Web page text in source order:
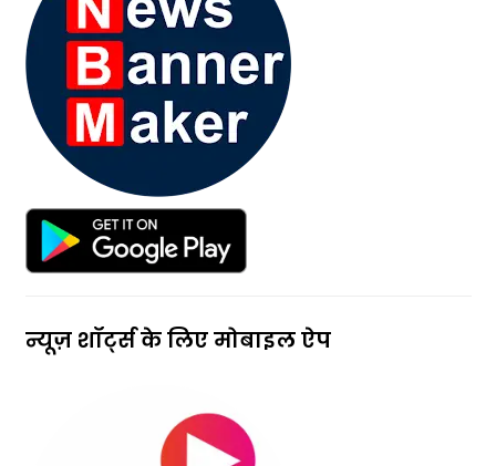
न्यूज़ शॉर्ट्स के लिए मोबाइल ऐप